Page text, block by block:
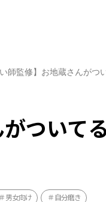
い師監修】お地蔵さんが
ついて
男女向け 自分磨き